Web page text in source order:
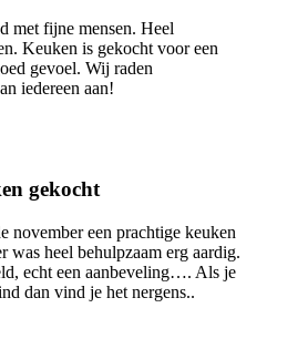
met fijne mensen. Heel
Keuken is gekocht voor een
gevoel. Wij raden
iedereen aan!
gekocht
november een prachtige keuken
was heel behulpzaam erg aardig.
echt een aanbeveling…. Als je
dan vind je het nergens..